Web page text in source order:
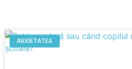
ANXIETATEA